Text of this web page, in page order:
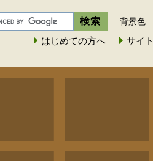
背景色
はじめての方へ サイ